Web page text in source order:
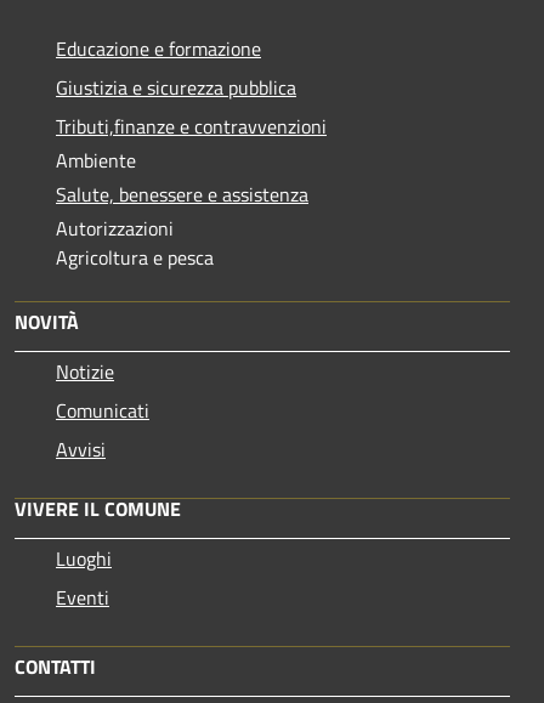
Educazione e formazione
Giustizia e sicurezza pubblica
Tributi,finanze e contravvenzioni
Ambiente
Salute, benessere e assistenza
Autorizzazioni
Agricoltura e pesca
NOVITÀ
Notizie
Comunicati
Avvisi
VIVERE IL COMUNE
Luoghi
Eventi
CONTATTI